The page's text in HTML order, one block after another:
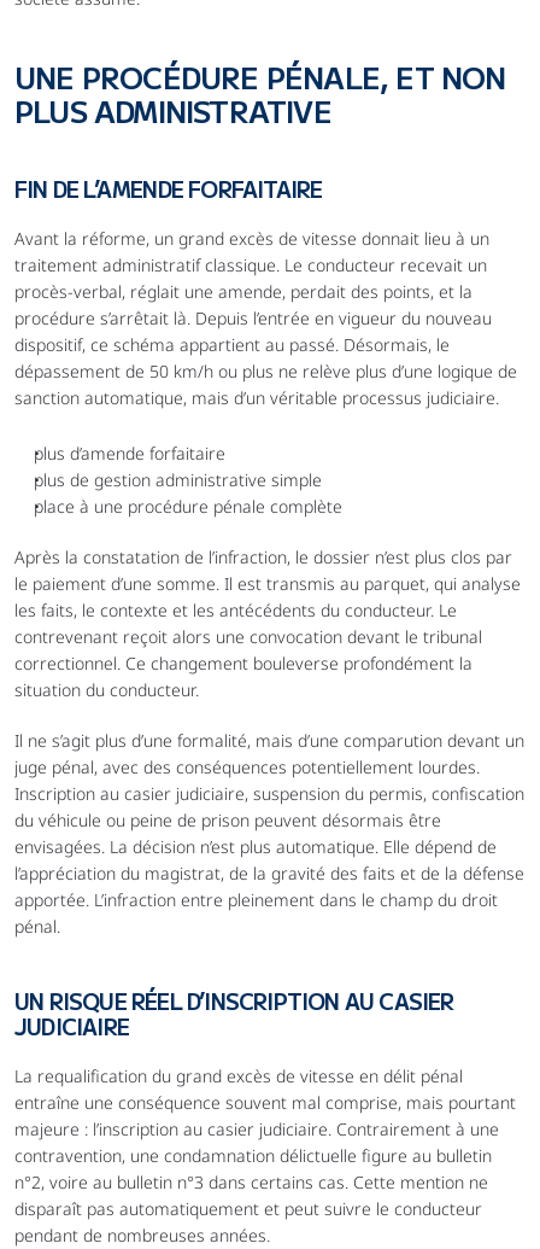
UNE PROCÉDURE PÉNALE, ET NON
PLUS ADMINISTRATIVE
FIN DE L’AMENDE FORFAITAIRE
Avant la réforme, un grand excès de vitesse donnait lieu à un
traitement administratif classique. Le conducteur recevait un
procès-verbal, réglait une amende, perdait des points, et la
procédure s’arrêtait là. Depuis l’entrée en vigueur du nouveau
dispositif, ce schéma appartient au passé. Désormais, le
dépassement de 50 km/h ou plus ne relève plus d’une logique de
sanction automatique, mais d’un véritable processus judiciaire.
plus d’amende forfaitaire
plus de gestion administrative simple
place à une procédure pénale complète
Après la constatation de l’infraction, le dossier n’est plus clos par
le paiement d’une somme. Il est transmis au parquet, qui analyse
les faits, le contexte et les antécédents du conducteur. Le
contrevenant reçoit alors une convocation devant le tribunal
correctionnel. Ce changement bouleverse profondément la
situation du conducteur.
Il ne s’agit plus d’une formalité, mais d’une comparution devant un
juge pénal, avec des conséquences potentiellement lourdes.
Inscription au casier judiciaire, suspension du permis, confiscation
du véhicule ou peine de prison peuvent désormais être
envisagées. La décision n’est plus automatique. Elle dépend de
l’appréciation du magistrat, de la gravité des faits et de la défense
apportée. L’infraction entre pleinement dans le champ du droit
pénal.
UN RISQUE RÉEL D’INSCRIPTION AU CASIER
JUDICIAIRE
La requalification du grand excès de vitesse en délit pénal
entraîne une conséquence souvent mal comprise, mais pourtant
majeure : l’inscription au casier judiciaire. Contrairement à une
contravention, une condamnation délictuelle figure au bulletin
n°2, voire au bulletin n°3 dans certains cas. Cette mention ne
disparaît pas automatiquement et peut suivre le conducteur
pendant de nombreuses années.